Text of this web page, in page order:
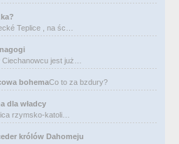
Teplice , na śc…
jest już…
bohemaCo to za bzdury?
dla władcy
rzymsko-katoli…
królów Dahomeju